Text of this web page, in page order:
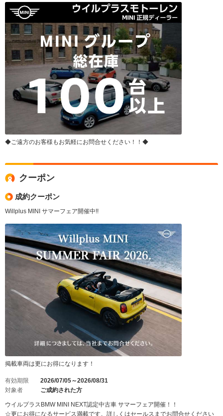
◆ご遠方のお客様もお気軽にお問合せください！！◆
クーポン
成約クーポン
Willplus MINI サマーフェア開催中!!
掲載車両は更にお得になります！
有効期限
2026/07/05～2026/08/31
対象者
ご成約された方
ウイルプラスBMW MINI NEXT認定中古車 サマーフェア開催！！
☆更にお得になるサービス満載です。詳しくはセールスまでお問合せください